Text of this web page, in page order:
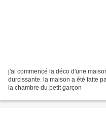
j'ai commencé la déco d'une
durcissante. la maison a été faite
la chambre du petit garçon